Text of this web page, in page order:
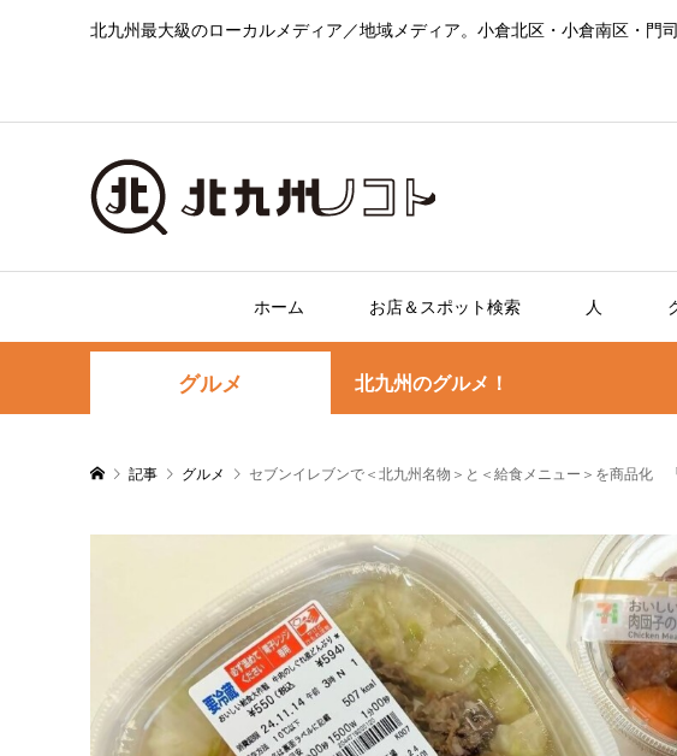
北九州最大級のローカルメディア／地域メディア。小倉北区・小倉南区・
ホーム お店＆スポット検索 人
グルメ 北九州のグルメ！
記事 グルメ セブンイレブンで＜北九州名物＞と＜給食メニュー＞を商品化